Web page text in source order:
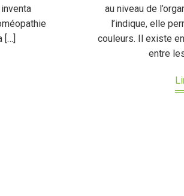
[…]
au niveau de
l’indique, elle
couleurs. Il existe
entre